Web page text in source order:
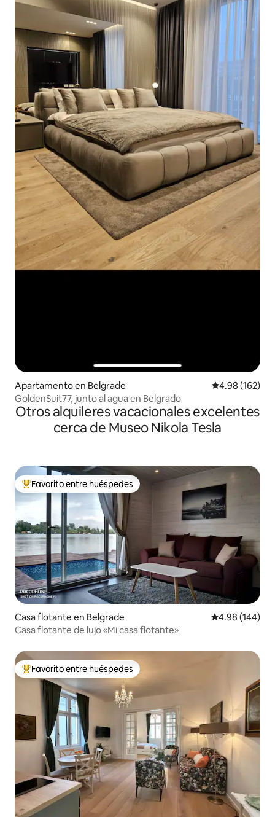
Apartamento en Belgrade Calificación
4.98 (162)
GoldenSuit77, junto al agua en Belgrado
Otros alquileres vacacionales excelentes
cerca de Museo Nikola Tesla
Favorito entre huéspedes preferido
Favorito entre huéspedes
Casa flotante en Belgrade Calificación
4.98 (144)
Casa flotante de lujo «Mi casa flotante»
Favorito entre huéspedes preferido
Favorito entre huéspedes